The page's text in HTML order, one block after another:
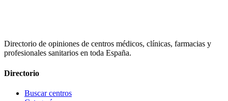
Directorio de opiniones de centros médicos, clínicas, farmacias y
profesionales sanitarios en toda España.
Directorio
Buscar centros